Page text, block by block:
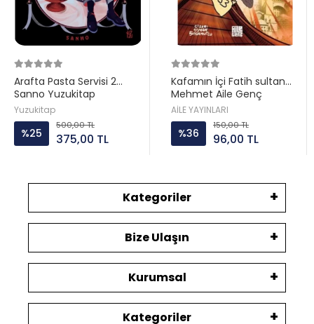
Arafta Pasta Servisi 2
Sanno Yuzukitap
Yuzukitap
%25
500,00 TL
375,00 TL
Kafamın İçi Fatih sultan
Mehmet Aile Genç
AİLE YAYINLARI
%36
150,00 TL
96,00 TL
Kategoriler
Bize Ulaşın
Kurumsal
Kategoriler